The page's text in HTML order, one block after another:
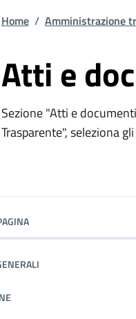
Home / Amministrazione
Atti e
Sezione "Atti e
Trasparente", seleziona